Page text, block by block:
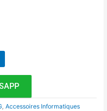
,Accessoires Informatiques